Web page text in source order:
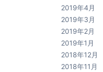
2019年4月
2019年3月
2019年2月
2019年1月
2018年12月
2018年11月